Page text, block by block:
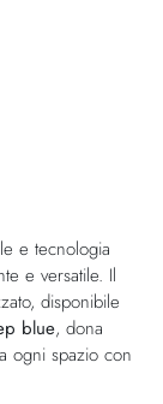
e tecnologia
e versatile. Il
disponibile
blue, dona
ogni spazio con